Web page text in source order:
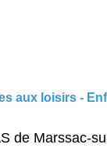
aux loisirs -
de Marssac-